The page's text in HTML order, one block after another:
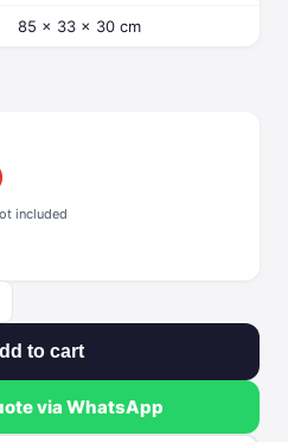
85 x 33 x 30 cm
included
to cart
via WhatsApp